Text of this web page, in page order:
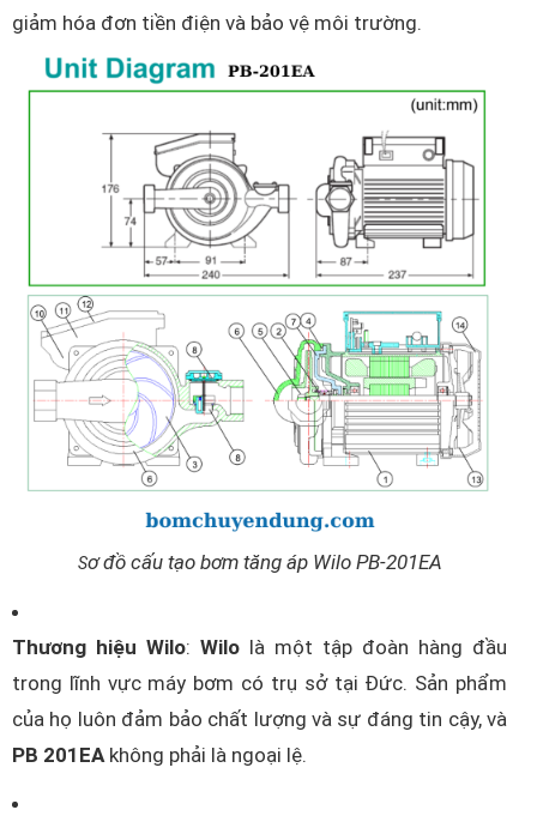
giảm hóa đơn tiền điện và bảo vệ môi trường.
Sơ đồ cấu tạo bơm tăng áp Wilo PB-201EA
Thương hiệu Wilo: Wilo là một tập đoàn hàng đầu
trong lĩnh vực máy bơm có trụ sở tại Đức. Sản phẩm
của họ luôn đảm bảo chất lượng và sự đáng tin cậy, và
PB 201EAkhông phải là ngoại lệ.